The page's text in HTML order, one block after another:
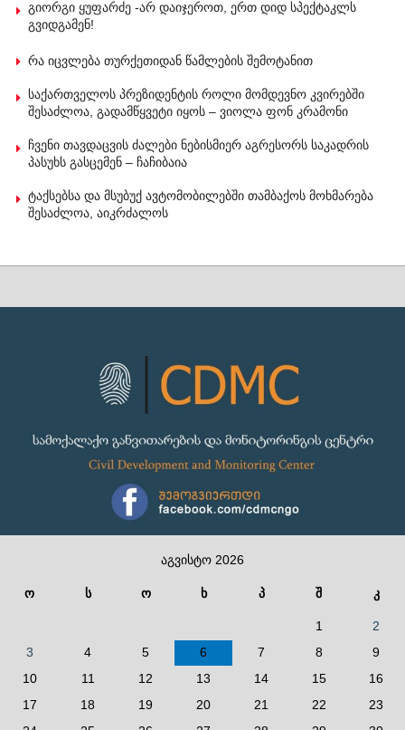
გიორგი ყუფარძე -არ დაიჯეროთ, ერთ დიდ სპექტაკლს
გვიდგამენ!
რა იცვლება თურქეთიდან წამლების შემოტანით
საქართველოს პრეზიდენტის როლი მომდევნო კვირებში
შესაძლოა, გადამწყვეტი იყოს – ვიოლა ფონ კრამონი
ჩვენი თავდაცვის ძალები ნებისმიერ აგრესორს საკადრის
პასუხს გასცემენ – ჩაჩიბაია
ტაქსებსა და მსუბუქ ავტომობილებში თამბაქოს მოხმარება
შესაძლოა, აიკრძალოს
აგვისტო 2026
ო ს ო ხ პ შ კ
1
2
3
4 5 6 7 8
9
10
11 12 13 14 15
16
17
18 19 20 21 22
23